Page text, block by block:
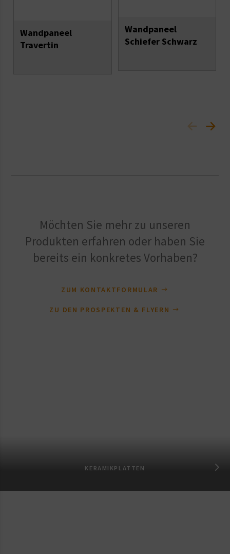
Wandpaneel
Travertin
Wandpaneel
Schiefer Schwarz
Möchten Sie mehr zu unseren
Produkten erfahren oder haben Sie
bereits ein konkretes Vorhaben?
ZUM KONTAKTFORMULAR
ZU DEN PROSPEKTEN & FLYERN
KERAMIKPLATTEN